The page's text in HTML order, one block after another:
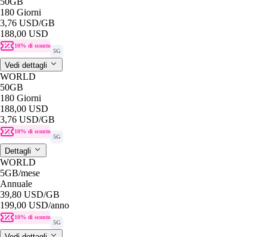
180 Giorni
3,76 USD/GB
188,00 USD
10% di sconto
5G
Vedi dettagli
WORLD
50GB
180 Giorni
188,00 USD
3,76 USD/GB
10% di sconto
5G
Dettagli
WORLD
5GB/mese
Annuale
39,80 USD/GB
199,00 USD/anno
10% di sconto
5G